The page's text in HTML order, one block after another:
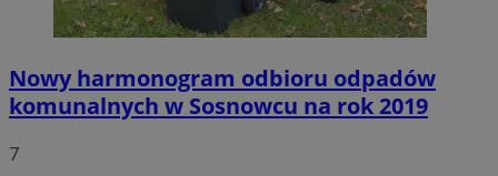
Nowy harmonogram odbioru odpadów
komunalnych w Sosnowcu na rok 2019
7